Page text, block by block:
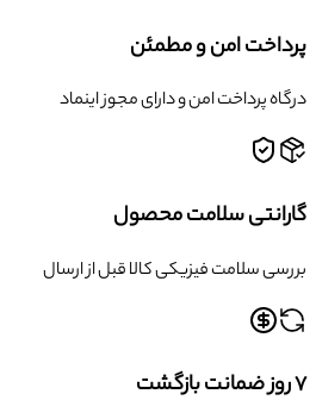
پرداخت امن و مطمئن
درگاه پرداخت امن و دارای مجوز اینماد
گارانتی سلامت محصول
بررسی سلامت فیزیکی کالا قبل از ارسال
۷ روز ضمانت بازگشت